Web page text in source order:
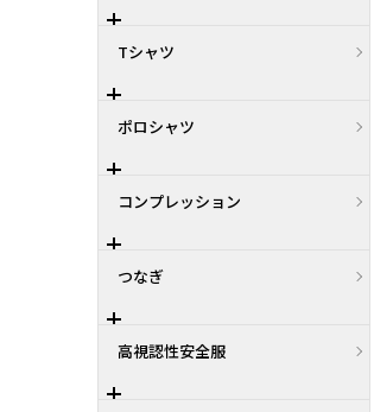
Tシャツ
ポロシャツ
コンプレッション
つなぎ
高視認性安全服